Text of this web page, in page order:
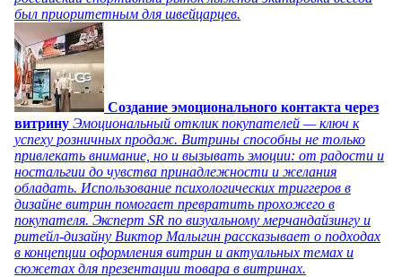
был приоритетным для швейцарцев.
Создание эмоционального контакта через
витрину Эмоциональный отклик покупателей — ключ к
успеху розничных продаж. Витрины способны не только
привлекать внимание, но и вызывать эмоции: от радости и
ностальгии до чувства принадлежности и желания
обладать. Использование психологических триггеров в
дизайне витрин помогает превратить прохожего в
покупателя. Эксперт SR по визуальному мерчандайзингу и
ритейл-дизайну Виктор Малыгин рассказывает о подходах
в концепции оформления витрин и актуальных темах и
сюжетах для презентации товара в витринах.